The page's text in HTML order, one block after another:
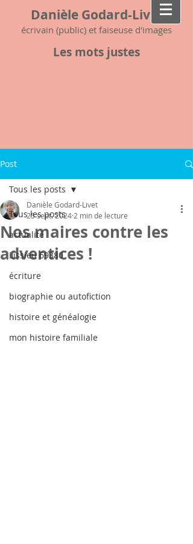
Danièle Godard-Livet
écrivain (public) et faiseuse d'images
Les mots justes
Post
Tous les posts
actualité
Lissieu 69380
écriture
biographie ou autofiction
histoire et généalogie
mon histoire familiale
Tous les posts
Nos maires contre les
adventices !
Danièle Godard-Livet
25 sept. 2024 2 min de lecture